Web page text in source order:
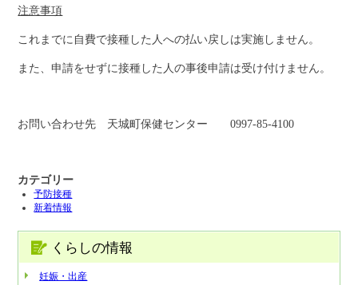
注意事項
これまでに自費で接種した人への払い戻しは実施しません。
また、申請をせずに接種した人の事後申請は受け付けません。
お問い合わせ先 天城町保健センター 0997-85-4100
カテゴリー
予防接種
新着情報
くらしの情報
妊娠・出産